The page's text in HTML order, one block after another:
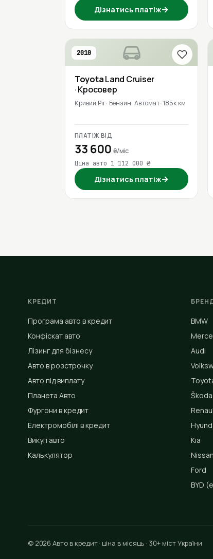
Дізнатись платіж→
2010
ToyotaLand Cruiser
· Кросовер
Кривий Ріг Бензин Автомат 185к км
ПЛАТІЖ ВІД
33 600 ₴/міс
Ціна авто 1 112 000 ₴
Дізнатись платіж→
КРЕДИТ
Програма авто в кредит
Конфіскат авто
Лізинг для бізнесу
Авто в розстрочку
Авто під виплату
Планета Авто
Фургони в кредит
Електромобілі в кредит
Викуп авто
Калькулятор
BMW
Audi
Škoda
Kia
Nissan
Ford
BYD
© 2026 Авто в кредит · ціна в місяць · 30+ міст України